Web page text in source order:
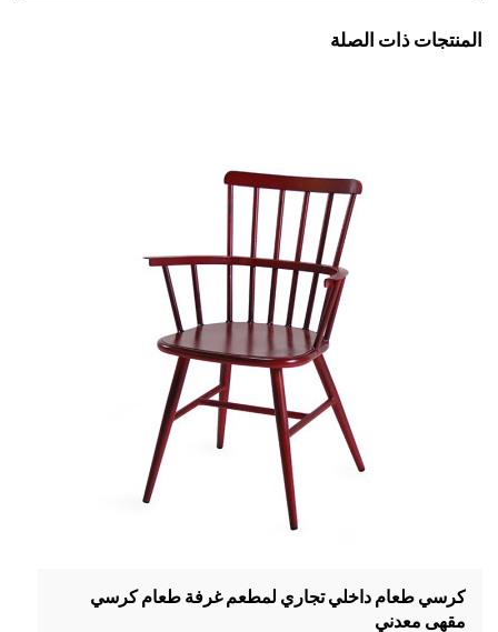
المنتجات ذات الصلة
كرسي طعام داخلي تجاري لمطعم غرفة طعام كرسي
مقهى معدني